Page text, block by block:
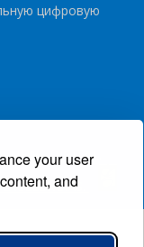
your user
and
цифровую
DIGITAL.